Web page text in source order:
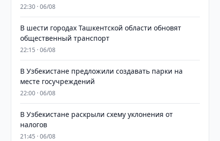
22:30 · 06/08
В шести городах Ташкентской области обновят
общественный транспорт
22:15 · 06/08
В Узбекистане предложили создавать парки на
месте госучреждений
22:00 · 06/08
В Узбекистане раскрыли схему уклонения от
налогов
21:45 · 06/08